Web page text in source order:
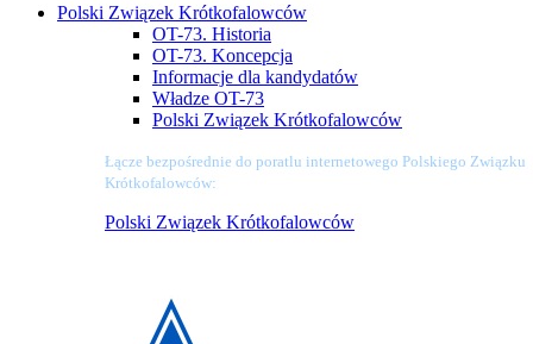
Polski Związek Krótkofalowców
OT-73. Historia
OT-73. Koncepcja
Informacje dla kandydatów
Władze OT-73
Polski Związek Krótkofalowców
Łącze bezpośrednie do poratlu internetowego Polskiego Związku
Krótkofalowców:
Polski Związek Krótkofalowców